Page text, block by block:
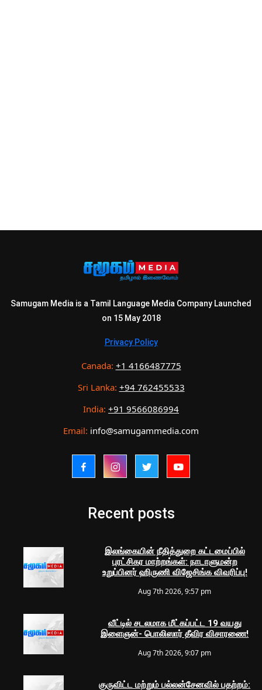
Samugam Media is a Tamil Language Media Company Launched
on 15 May 2018
Privacy Policy
Canada: +1 4166487775
Sri Lanka: +94 762455533
India: +91 9566086994
Email: info@samugammedia.com
Recent posts
இலங்கையின் நீதித்துறை கட்டமைப்பில்
புரட்சிகர மாற்றங்கள்: நாடாளுமன்ற
உறுப்பினர் ஹிருணி விஜேசிங்க விவரிப்பு!
Aug 7th 2026, 9:57 pm
வீட்டில் சடலமாக மீட்கப்பட்ட 19 வயது
இளைஞன்- பொலிஸார் தீவிர விசாரணை!
Aug 7th 2026, 9:07 pm
குருவிட்ட மற்றும் பல்லன்சேனவில் பதற்றம்: